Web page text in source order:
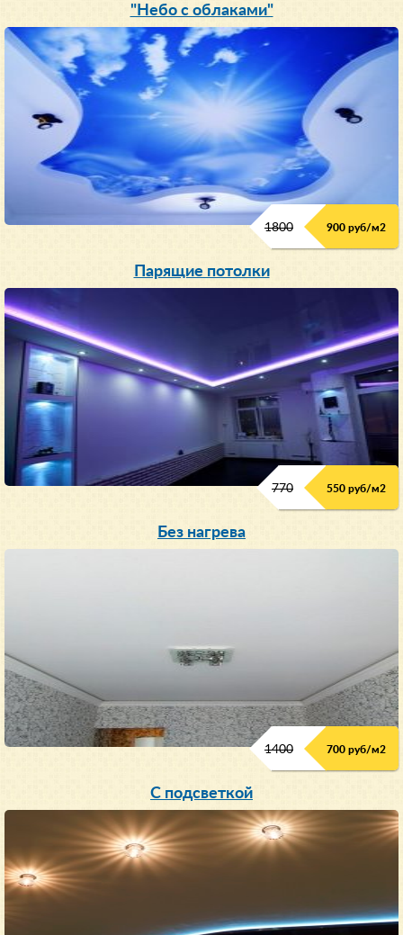
"Небо с облаками"
1800 900 руб/м2
Парящие потолки
770 550 руб/м2
Без нагрева
1400 700 руб/м2
С подсветкой